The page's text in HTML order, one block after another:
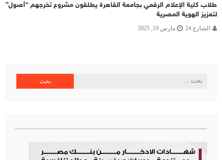
طلاب كلية الإعلام الرقمي بجامعة القاهرة يطلقون مشروع تخرجهم “أصول”
لتعزيز الهوية المصرية
الشارع 24 مارس 19, 2025
البحث